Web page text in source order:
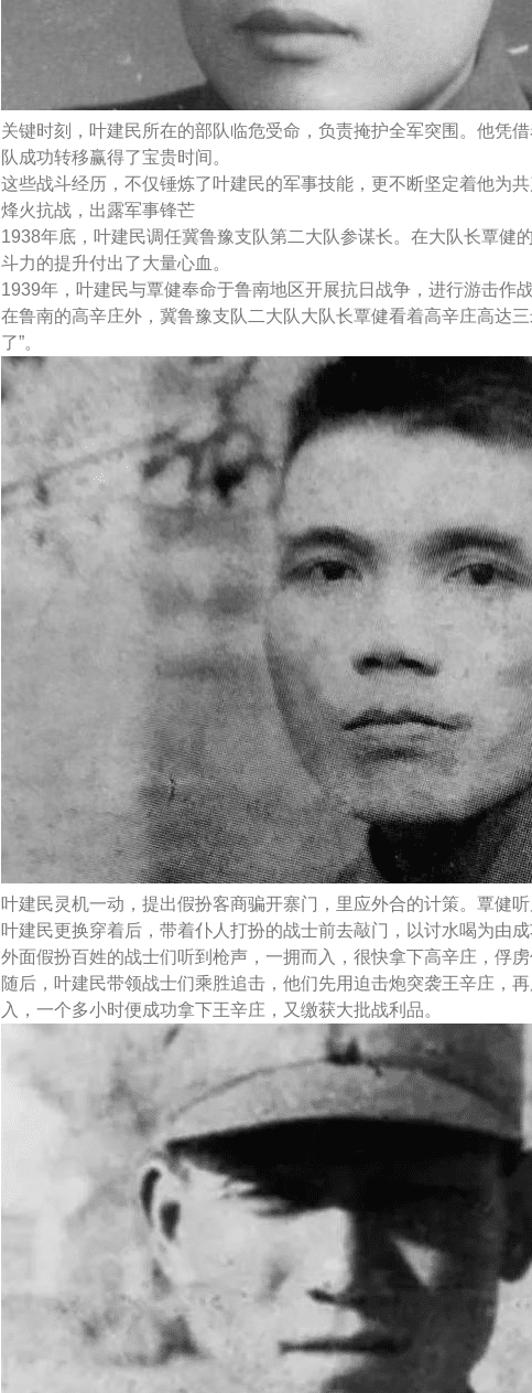
关键时刻，叶建民所在的部队临危受命，负责掩护全军突围。他凭
队成功转移赢得了宝贵时间。
这些战斗经历，不仅锤炼了叶建民的军事技能，更不断坚定着他为共
烽火抗战，出露军事锋芒
1938年底，叶建民调任冀鲁豫支队第二大队参谋长。在大队长覃健
斗力的提升付出了大量心血。
1939年，叶建民与覃健奉命于鲁南地区开展抗日战争，进行游击作
在鲁南的高辛庄外，冀鲁豫支队二大队大队长覃健看着高辛庄高达
了”。
叶建民灵机一动，提出假扮客商骗开寨门，里应外合的计策。覃健
叶建民更换穿着后，带着仆人打扮的战士前去敲门，以讨水喝为由
外面假扮百姓的战士们听到枪声，一拥而入，很快拿下高辛庄，俘
随后，叶建民带领战士们乘胜追击，他们先用迫击炮突袭王辛庄，
入，一个多小时便成功拿下王辛庄，又缴获大批战利品。